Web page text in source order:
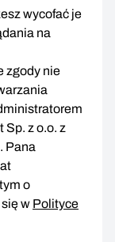
wycofać je
na
zgody nie
z o.o. z
Pana
o
w Polityce